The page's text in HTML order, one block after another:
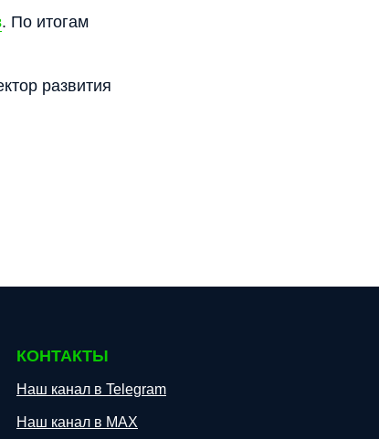
. По итогам
развития
КОНТАКТЫ
Наш канал в Telegram
Наш канал в МАХ